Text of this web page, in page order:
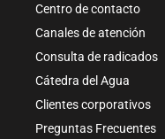
Centro de contacto
Canales de atención
Consulta de radicados
Cátedra del Agua
Clientes corporativos
Preguntas Frecuentes